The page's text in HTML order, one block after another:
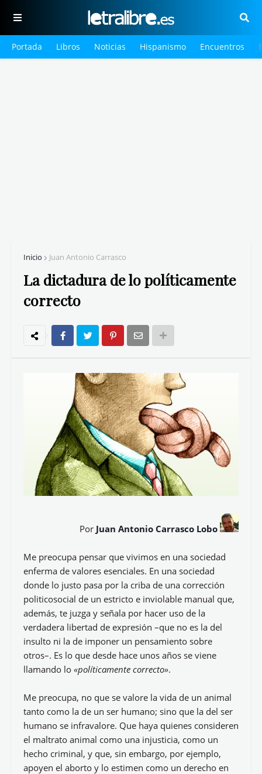
Portada Libros Noticias Hispanismo Encuentros
Inicio Juan Antonio Carrasco
La dictadura de lo políticamente
correcto
Por Juan Antonio Carrasco Lobo
Me preocupa pensar que vivimos en una sociedad
enferma de valores esenciales. En una sociedad
donde lo justo pasa por la criba de una corrección
politicosocial de un estricto e inviolable manual que,
además, te juzga y señala por hacer uso de la
verdadera libertad de expresión –que no es la del
insulto ni la de imponer un pensamiento sobre
otros–. Es lo que desde hace unos años se viene
llamando lo «políticamente correcto».
Me preocupa, no que se valore la vida de un animal
tanto como la de un ser humano; sino que la del ser
humano se infravalore. Que haya quienes consideren
el maltrato animal como una injusticia, como un
hecho criminal, y que, sin embargo, por ejemplo,
apoyen el aborto y lo estimen como un derecho en